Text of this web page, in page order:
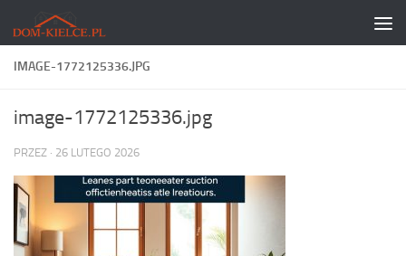
Skip to content
IMAGE-1772125336.JPG
image-1772125336.jpg
PRZEZ · 26 LUTEGO 2026